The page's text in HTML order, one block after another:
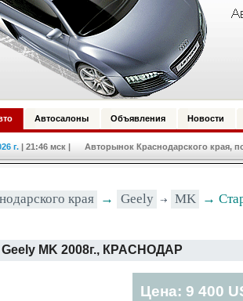
Автосалоны Объявления Новости
г. | 21:46 мск | Авторынок Краснодарского края,
края → Geely MK →
MK 2008г., КРАСНОДАР
Цена: 9 400